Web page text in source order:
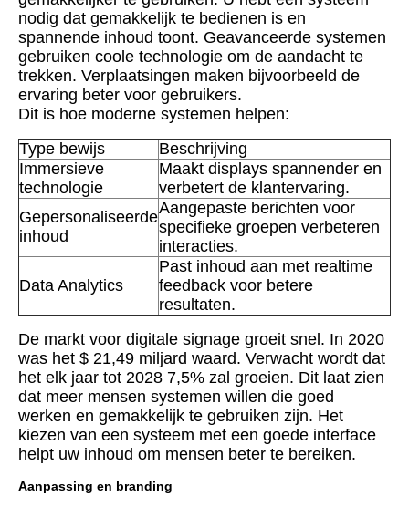
nodig dat gemakkelijk te bedienen is en
spannende inhoud toont. Geavanceerde systemen
gebruiken coole technologie om de aandacht te
trekken. Verplaatsingen maken bijvoorbeeld de
ervaring beter voor gebruikers.
Dit is hoe moderne systemen helpen:
Type bewijs
Beschrijving
Immersieve
technologie
Maakt displays spannender en
verbetert de klantervaring.
Gepersonaliseerde
inhoud
Aangepaste berichten voor
specifieke groepen verbeteren
interacties.
Data Analytics
Past inhoud aan met realtime
feedback voor betere
resultaten.
De markt voor digitale signage groeit snel. In 2020
was het $ 21,49 miljard waard. Verwacht wordt dat
het elk jaar tot 2028 7,5% zal groeien. Dit laat zien
dat meer mensen systemen willen die goed
werken en gemakkelijk te gebruiken zijn. Het
kiezen van een systeem met een goede interface
helpt uw ​​inhoud om mensen beter te bereiken.
Aanpassing en branding